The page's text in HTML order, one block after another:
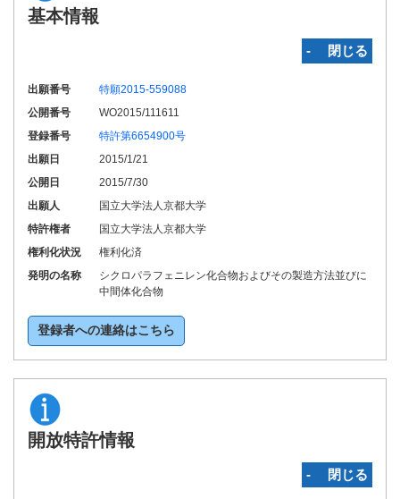
基本情報
‐ 閉じる
出願番号
特願2015-559088
公開番号
WO2015/111611
登録番号
特許第6654900号
出願日
2015/1/21
公開日
2015/7/30
出願人
国立大学法人京都大学
特許権者
国立大学法人京都大学
権利化状況
権利化済
発明の名称
シクロパラフェニレン化合物およびその製造方法並びに
中間体化合物
登録者への連絡はこちら
開放特許情報
‐ 閉じる